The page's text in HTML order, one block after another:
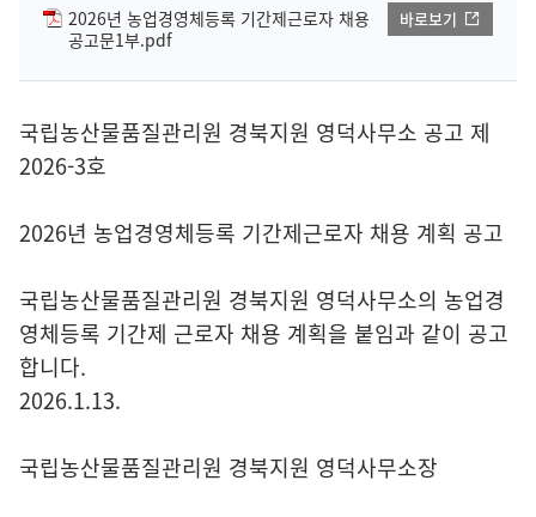
2026년 농업경영체등록 기간제근로자 채용
공고문1부.pdf
바로보기
국립농산물품질관리원 경북지원 영덕사무소 공고 제
2026-3호
2026년 농업경영체등록 기간제근로자 채용 계획 공고
국립농산물품질관리원 경북지원 영덕사무소의 농업경
영체등록 기간제 근로자 채용 계획을 붙임과 같이 공고
합니다.
2026.1.13.
국립농산물품질관리원 경북지원 영덕사무소장